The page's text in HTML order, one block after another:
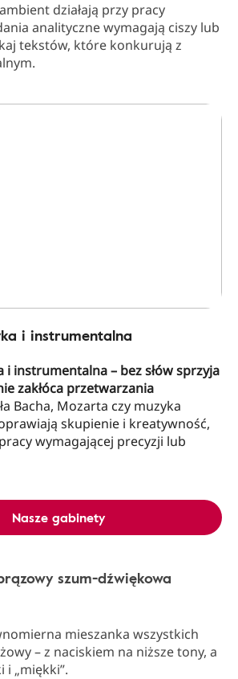
działają przy pracy
analityczne wymagają ciszy lub
tekstów, które konkurują z
i instrumentalna
i instrumentalna – bez słów sprzyja
zakłóca przetwarzania
Bacha, Mozarta czy muzyka
skupienie i kreatywność,
wymagającej precyzji lub
Nasze gabinety
szum-dźwiękowa
mieszanka wszystkich
– z naciskiem na niższe tony, a
i „miękki”.